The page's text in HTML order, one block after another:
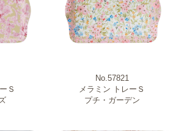
Ｓ
No.57821
メラミン トレーＳ
プチ・ガーデン